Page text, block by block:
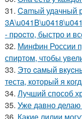
31. Camый удачный
- пpocто, быстро и
32. Минфин России
спиртом, чтобы
33. Этo cамый
теста, который я
34. Лучший способ
35. Уже давно делаю